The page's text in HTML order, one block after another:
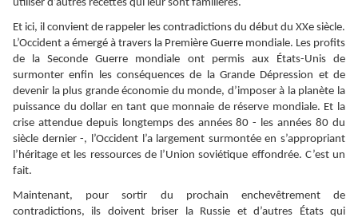
utiliser d’autres recettes qui leur sont familières.
Et ici, il convient de rappeler les contradictions du début du XXe siècle.
L’Occident a émergé à travers la Première Guerre mondiale. Les profits
de la Seconde Guerre mondiale ont permis aux États-Unis de
surmonter enfin les conséquences de la Grande Dépression et de
devenir la plus grande économie du monde, d’imposer à la planète la
puissance du dollar en tant que monnaie de réserve mondiale. Et la
crise attendue depuis longtemps des années 80 - les années 80 du
siècle dernier -, l’Occident l’a largement surmontée en s’appropriant
l’héritage et les ressources de l’Union soviétique effondrée. C’est un
fait.
Maintenant, pour sortir du prochain enchevêtrement de
contradictions, ils doivent briser la Russie et d’autres États qui